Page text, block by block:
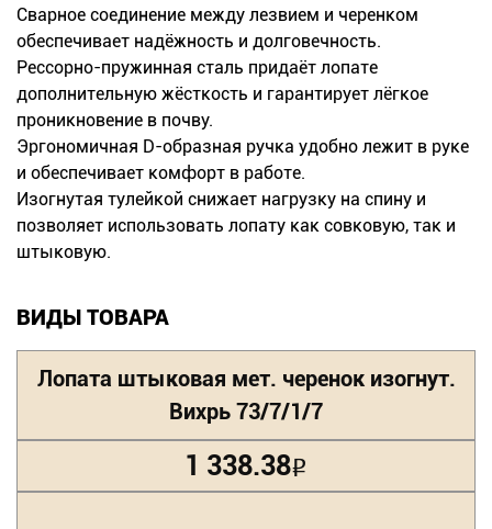
Сварное соединение между лезвием и черенком
обеспечивает надёжность и долговечность.
Рессорно-пружинная сталь придаёт лопате
дополнительную жёсткость и гарантирует лёгкое
проникновение в почву.
Эргономичная D-образная ручка удобно лежит в руке
и обеспечивает комфорт в работе.
Изогнутая тулейкой снижает нагрузку на спину и
позволяет использовать лопату как совковую, так и
штыковую.
ВИДЫ ТОВАРА
Лопата штыковая мет. черенок изогнут.
Вихрь 73/7/1/7
1 338.38Р